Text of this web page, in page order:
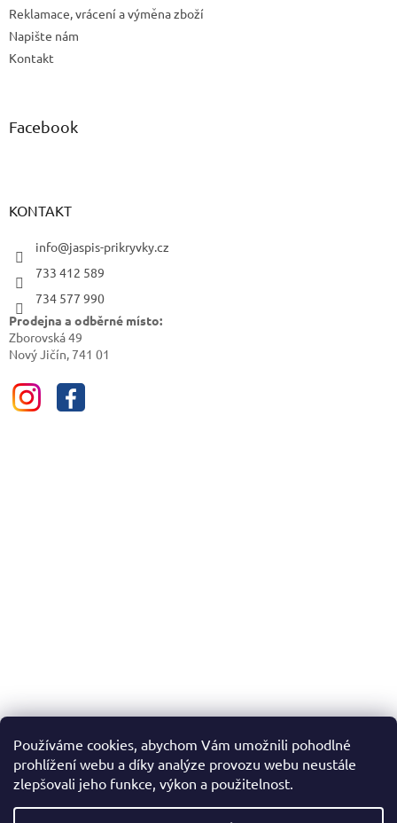
Používáme cookies, abychom Vám umožnili pohodlné
prohlížení webu a díky analýze provozu webu neustále
zlepšovali jeho funkce, výkon a použitelnost.
Reklamace, vrácení a výměna zboží
Napište nám
Kontakt
Facebook
KONTAKT
info@jaspis-prikryvky.cz
733 412 589
734 577 990
Prodejna a odběrné místo:
Zborovská 49
Nový Jičín, 741 01